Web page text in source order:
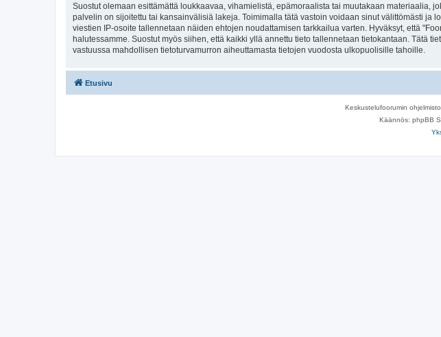
Suostut olemaan esittämättä loukkaavaa, vihamielistä, epämoraalista tai muutakaan materiaalia,
palvelin on sijoitettu tai kansainvälisiä lakeja. Toimimalla tätä vastoin voidaan sinut välittömästi
viestien IP-osoite tallennetaan näiden ehtojen noudattamisen tarkkailua varten. Hyväksyt, että
halutessamme. Suostut myös siihen, että kaikki yllä annettu tieto tallennetaan tietokantaan. Tätä
vastuussa mahdollisen tietoturvamurron aiheuttamasta tietojen vuodosta ulkopuolisille tahoille.
Etusivu
Keskustelufoorumin ohjelmisto
Käännös: phpBB